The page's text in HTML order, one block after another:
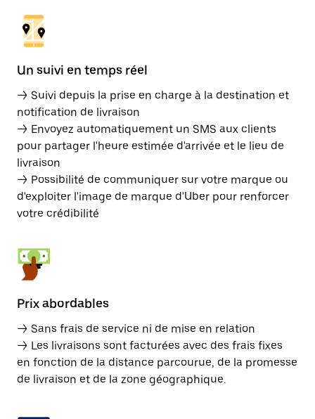
Un suivi en temps réel
→ Suivi depuis la prise en charge à la destination et
notification de livraison
→ Envoyez automatiquement un SMS aux clients
pour partager l'heure estimée d'arrivée et le lieu de
livraison
→ Possibilité de communiquer sur votre marque ou
d'exploiter l'image de marque d'Uber pour renforcer
votre crédibilité
Prix abordables
→ Sans frais de service ni de mise en relation
→ Les livraisons sont facturées avec des frais fixes
en fonction de la distance parcourue, de la promesse
de livraison et de la zone géographique.